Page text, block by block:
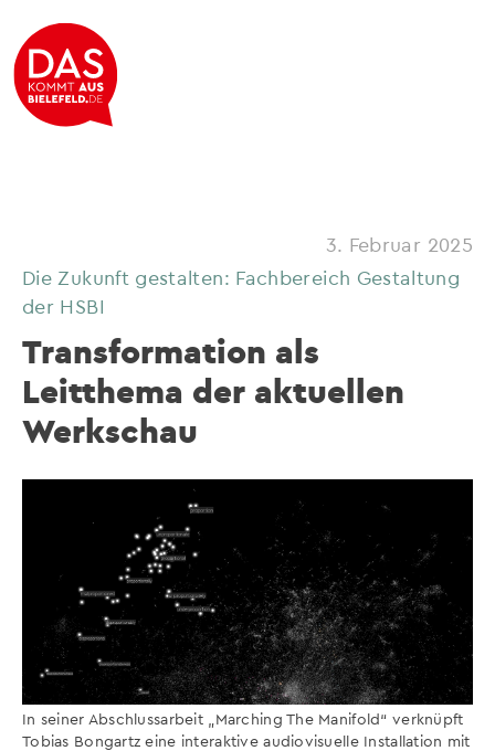
3. Februar 2025
Die Zukunft gestalten: Fachbereich Gestaltung
der HSBI
Transformation als
Leitthema der aktuellen
Werkschau
In seiner Abschlussarbeit „Marching The Manifold“ verknüpft
Tobias Bongartz eine interaktive audiovisuelle Installation mit